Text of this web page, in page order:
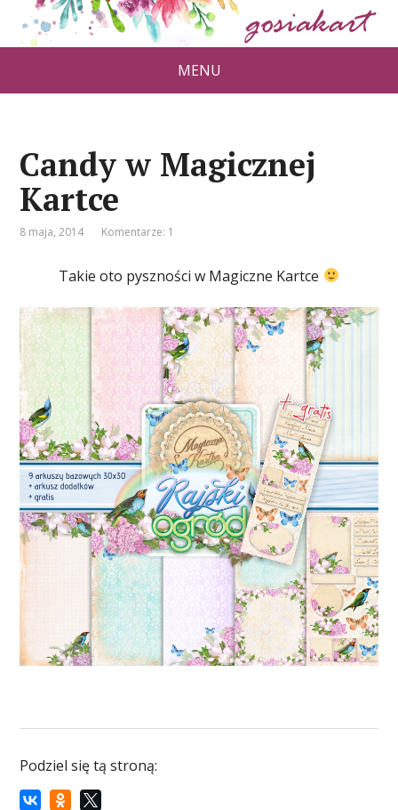
MENU
Candy w Magicznej
Kartce
8 maja, 2014 Komentarze: 1
Takie oto pyszności w Magiczne Kartce
Podziel się tą stroną: